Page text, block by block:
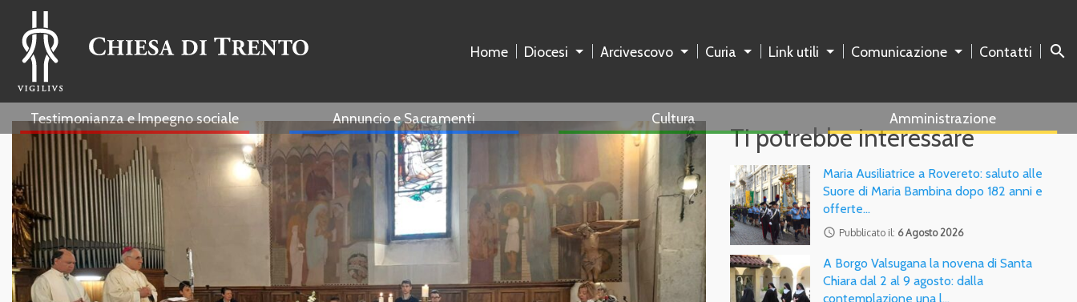
Home Diocesi Arcivescovo Curia Link utili Comunicazione Contatti search
Testimonianza e Impegno sociale Annuncio e Sacramenti Cultura Amministrazione
Ti potrebbe interessare
Maria Ausiliatrice a Rovereto: saluto alle
Suore di Maria Bambina dopo 182 anni e
offerte…
access_time Pubblicato il: 6 Agosto 2026
A Borgo Valsugana la novena di Santa
Chiara dal 2 al 9 agosto: dalla
contemplazione una l…